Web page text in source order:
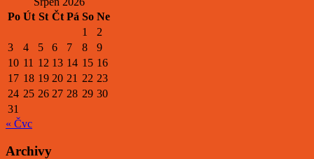
Po Út St Čt Pá So Ne
1
2
3
4 5 6 7 8
9
10 11 12 13 14 15 16
17 18 19 20 21 22 23
24 25 26 27 28 29 30
31
« Čvc
Archivy